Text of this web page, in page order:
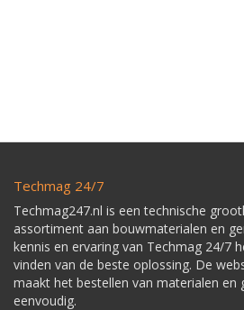
Techmag 24/7
Techmag247.nl is een technische
assortiment aan bouwmaterialen en
kennis en ervaring van Techmag 24/7
vinden van de beste oplossing. De
maakt het bestellen van materialen en
eenvoudig.